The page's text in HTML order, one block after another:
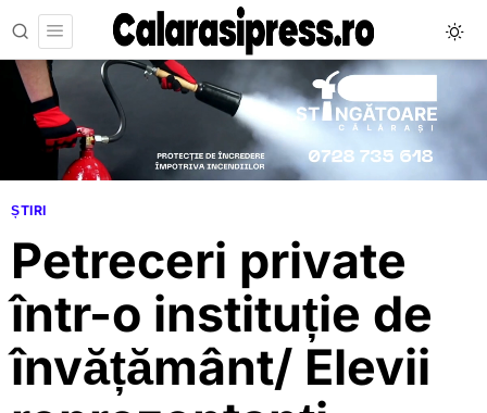
ȘTIRI
Petreceri private
într-o instituție de
învățământ/ Elevii